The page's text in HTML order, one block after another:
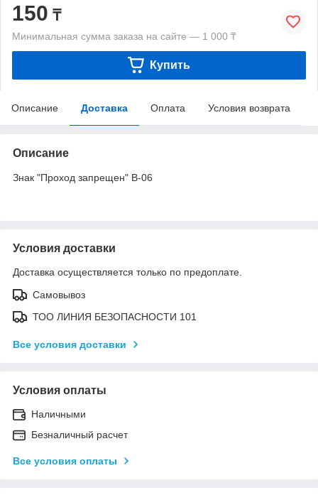
150 ₸
Минимальная сумма заказа на сайте — 1 000 ₸
Купить
Описание Доставка Оплата Условия возврата
Описание
Знак "Проход запрещен" B-06
Условия доставки
Доставка осуществляется только по предоплате.
Самовывоз
ТОО ЛИНИЯ БЕЗОПАСНОСТИ 101
Все условия доставки
Условия оплаты
Наличными
Безналичный расчет
Все условия оплаты